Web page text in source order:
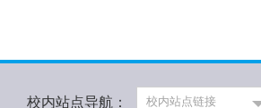
校内站点导航： 校内站点链接